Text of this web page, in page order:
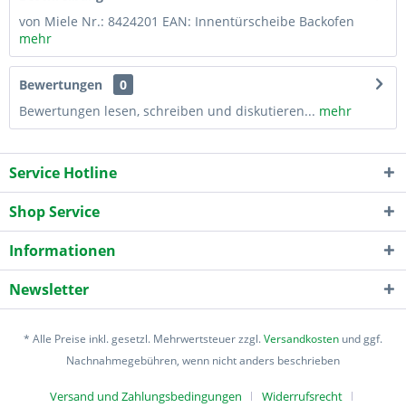
von Miele Nr.: 8424201 EAN: Innentürscheibe Backofen
mehr
Bewertungen
0
Bewertungen lesen, schreiben und diskutieren... mehr
Service Hotline
Shop Service
Informationen
Newsletter
* Alle Preise inkl. gesetzl. Mehrwertsteuer zzgl.Versandkosten und ggf.
Nachnahmegebühren, wenn nicht anders beschrieben
Versand und Zahlungsbedingungen Widerrufsrecht